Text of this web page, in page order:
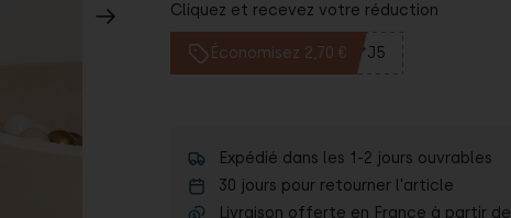
Cliquez et recevez votre réduction
Économisez 2,70 € **J5
Expédié dans les 1-2 jours ouvrables
30 jours pour retourner l'article
Livraison offerte en France à partir de